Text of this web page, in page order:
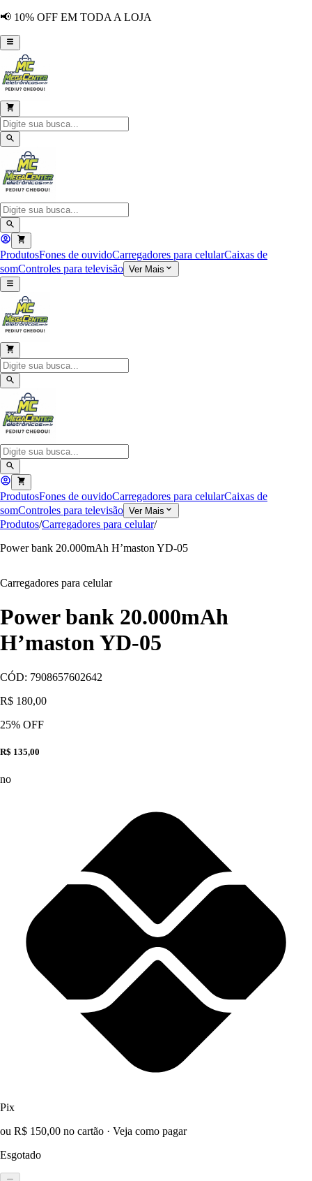
📢 10% OFF EM TODA A LOJA
ProdutosFones de ouvidoCarregadores para celularCaixas de
somControles para televisão Ver Mais
ProdutosFones de ouvidoCarregadores para celularCaixas de
somControles para televisão Ver Mais
Produtos/Carregadores para celular/
Power bank 20.000mAh H’maston YD-05
Carregadores para celular
Power bank 20.000mAh
H’maston YD-05
CÓD: 7908657602642
R$ 180,00
25% OFF
R$ 135,00
no
Pix
ou R$ 150,00 no cartão · Veja como pagar
Esgotado